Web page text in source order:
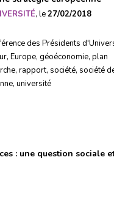
, le27/02/2018
des Présidents
, Europe, géoéconomie, plan
, rapport, société, société
, université
: une question sociale